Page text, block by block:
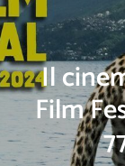
Il
Film